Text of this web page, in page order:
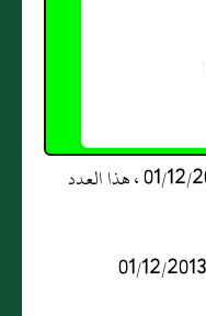
* : عدد المشاهدات و التنزيل منذ 01/12/2013 ، هذا العدد